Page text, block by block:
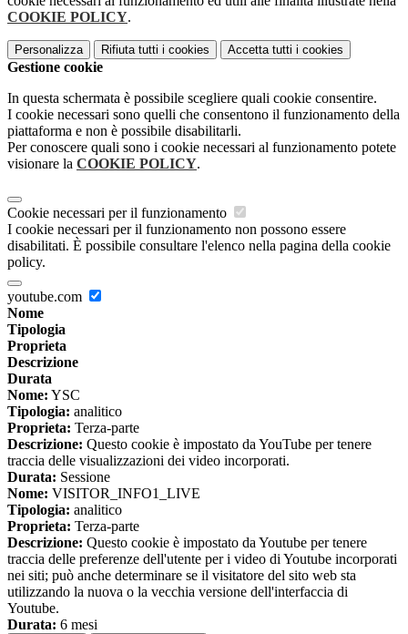
COOKIE POLICY.
Personalizza Rifiuta tutti i cookies Accetta tutti i cookies
Gestione cookie
In questa schermata è possibile scegliere quali cookie consentire.
I cookie necessari sono quelli che consentono il funzionamento della
piattaforma e non è possibile disabilitarli.
Per conoscere quali sono i cookie necessari al funzionamento potete
visionare la COOKIE POLICY.
Cookie necessari per il funzionamento
I cookie necessari per il funzionamento non possono essere
disabilitati. È possibile consultare l'elenco nella pagina della cookie
policy.
youtube.com
Nome
Tipologia
Proprieta
Descrizione
Durata
Nome: YSC
Tipologia: analitico
Proprieta: Terza-parte
Descrizione: Questo cookie è impostato da YouTube per tenere
traccia delle visualizzazioni dei video incorporati.
Durata: Sessione
Nome: VISITOR_INFO1_LIVE
Tipologia: analitico
Proprieta: Terza-parte
Descrizione: Questo cookie è impostato da Youtube per tenere
traccia delle preferenze dell'utente per i video di Youtube incorporati
nei siti; può anche determinare se il visitatore del sito web sta
utilizzando la nuova o la vecchia versione dell'interfaccia di
Youtube.
Durata: 6 mesi